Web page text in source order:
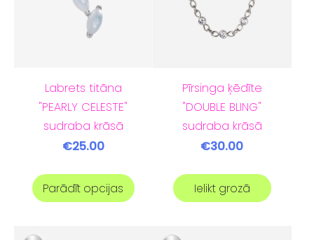
Labrets titāna
"PEARLY CELESTE"
sudraba krāsā
€25.00
Parādīt opcijas
Pīrsinga ķēdīte
"DOUBLE BLING"
sudraba krāsā
€30.00
Ielikt grozā